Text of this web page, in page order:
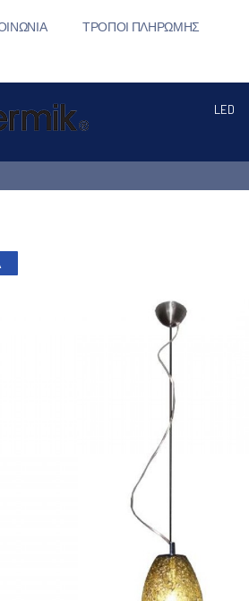
ΤΡΌΠΟΙ ΠΛΗΡΩΜΉΣ
LED